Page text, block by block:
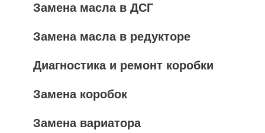
Замена масла в ДСГ
Замена масла в редукторе
Диагностика и ремонт коробки
Замена коробок
Замена вариатора